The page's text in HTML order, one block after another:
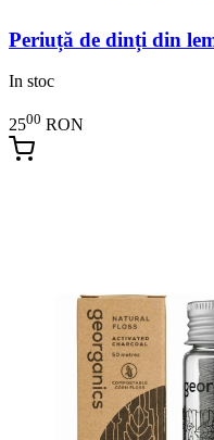
Periuță de dinți din
In stoc
2500 RON